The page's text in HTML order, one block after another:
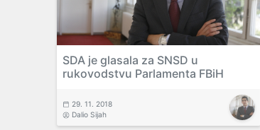
SDA je glasala za SNSD u
rukovodstvu Parlamenta FBiH
29. 11. 2018
Dalio Sijah